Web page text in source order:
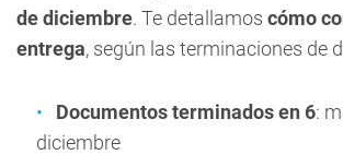
de diciembre. Te detallamos cómo
entrega, según las terminaciones de
Documentos terminados en 6:
diciembre